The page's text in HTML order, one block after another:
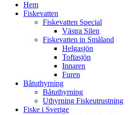
Hem
Fiskevatten
Fiskevatten Special
Västra Silen
Fiskevatten in Småland
Helgasjön
Toftasjön
Innaren​
Furen
Båtuthyrning
Båtuthyrning
Uthyrning Fiskeutrustning
Fiske i Sverige